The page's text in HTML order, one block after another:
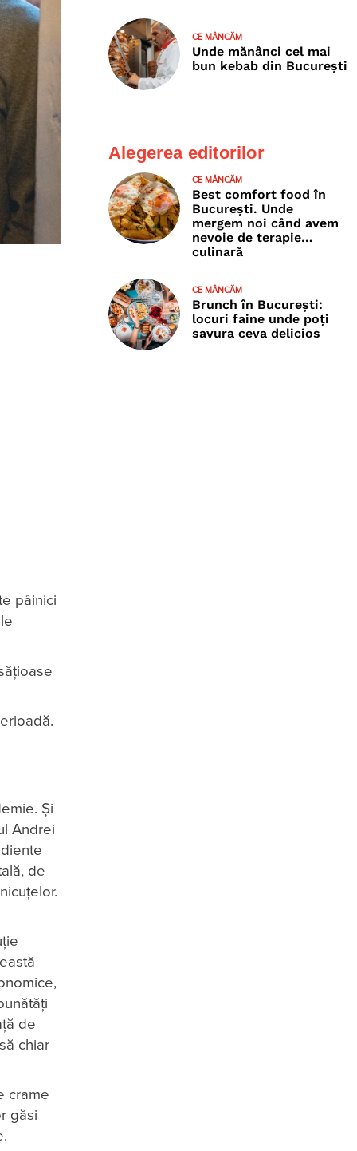
pâinici
Și
Andrei
de
de
chiar
crame
găsi
CE MÂNCĂM
Unde mănânci cel mai
bun kebab din București
Alegerea editorilor
CE MÂNCĂM
Best comfort food în
București. Unde
mergem noi când avem
nevoie de terapie…
culinară
CE MÂNCĂM
Brunch în București:
locuri faine unde poţi
savura ceva delicios